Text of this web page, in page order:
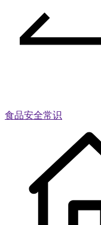
食品安全常识